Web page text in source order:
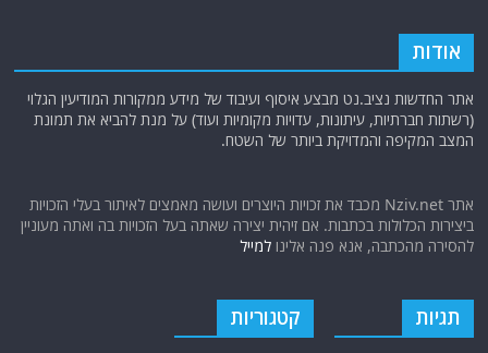
החדשות נציב.נט מבצע איסוף ועיבוד של מידע ממקורות המודיעין הגלוי
חברתיות, עיתונות, עדויות מקומיות ועוד) על מנת להביא את תמונת
המקיפה והמדויקת ביותר של השטח.
אתר Nziv.net מכבד את זכויות היוצרים ועושה מאמצים לאיתור בעלי הזכויות
הכלולות בכתבות. אם זיהית יצירה שאתה בעל הזכויות בה ואתה מעוניין
מהכתבה, אנא פנה אלינולמייל
קטגוריות